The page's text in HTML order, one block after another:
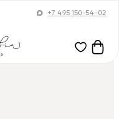
+7 495 150-54-02